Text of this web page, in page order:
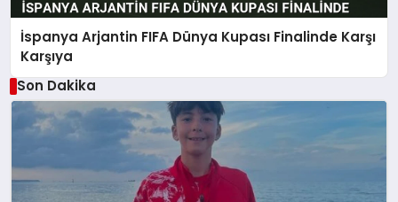
İspanya Arjantin FIFA Dünya Kupası Finalinde Karşı
Karşıya
Son Dakika